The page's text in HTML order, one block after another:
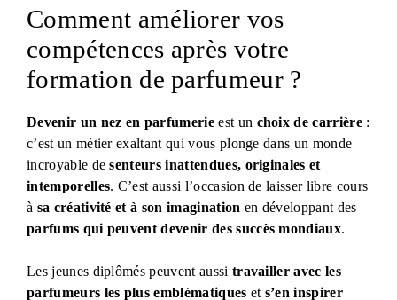
Comment améliorer vos
compétences après votre
formation de parfumeur ?
Devenir un nez en parfumerieest un choix de carrière:
c’est un métier exaltant qui vous plonge dans un monde
incroyable desenteurs inattendues, originales et
intemporelles. C’est aussi l’occasion de laisser libre cours
à sa créativité et à son imagination en développant des
parfums qui peuvent devenir des succès mondiaux.
Les jeunes diplômés peuvent aussi travailler avec les
parfumeurs les plus emblématiques et s’en inspirer